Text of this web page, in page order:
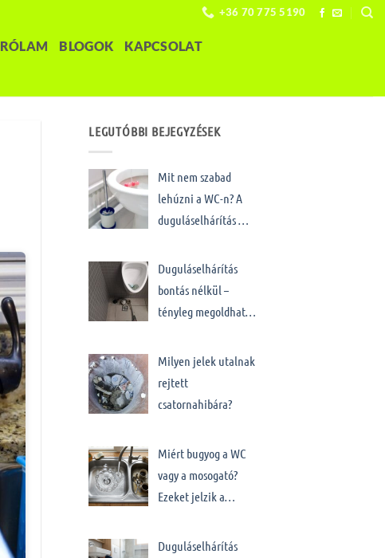
+36 70 775 5190
RÓLAM BLOGOK
KAPCSOLAT
LEGUTÓBBI BEJEGYZÉSEK
Mit nem szabad
lehúzni a WC-n? A
duguláselhárítás …
Duguláselhárítás
bontás nélkül –
tényleg megoldhat…
Milyen jelek utalnak
rejtett
csatornahibára?
Miért bugyog a WC
vagy a mosogató?
Ezeket jelzik a…
Duguláselhárítás